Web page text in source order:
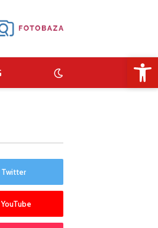
Twitter
YouTube